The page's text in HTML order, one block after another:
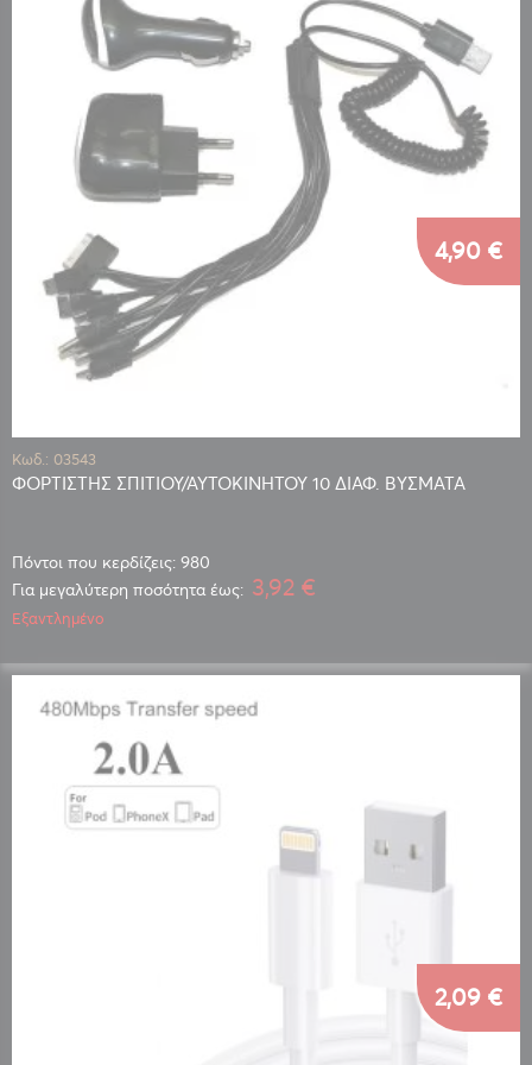
Κωδ.: 03543
ΦΟΡΤΙΣΤΗΣ ΣΠΙΤΙΟΥ/ΑΥΤΟΚΙΝΗΤΟΥ 10 ΔΙΑΦ. ΒΥΣΜΑΤΑ
Πόντοι που κερδίζεις: 980
4,90 €
Για μεγαλύτερη ποσότητα έως: 3,92 €
Εξαντλημένο
2,09 €